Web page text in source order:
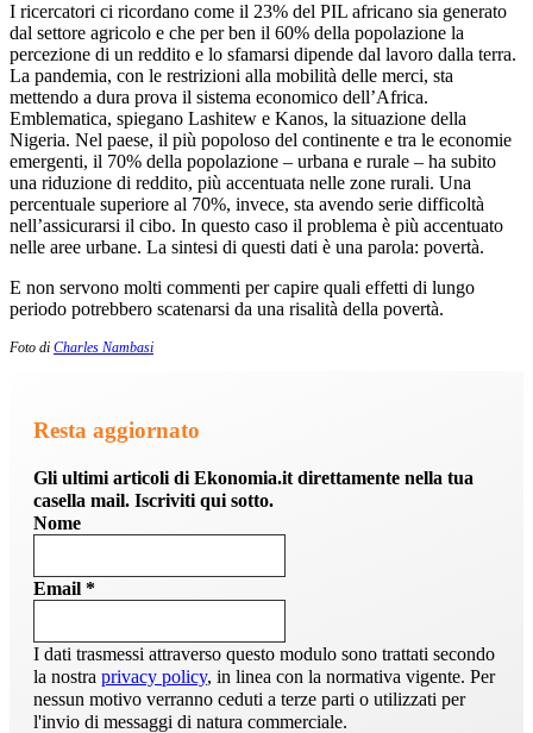
I ricercatori ci ricordano come il 23% del PIL africano sia generato
dal settore agricolo e che per ben il 60% della popolazione la
percezione di un reddito e lo sfamarsi dipende dal lavoro dalla terra.
La pandemia, con le restrizioni alla mobilità delle merci, sta
mettendo a dura prova il sistema economico dell’Africa.
Emblematica, spiegano Lashitew e Kanos, la situazione della
Nigeria. Nel paese, il più popoloso del continente e tra le economie
emergenti, il 70% della popolazione – urbana e rurale – ha subito
una riduzione di reddito, più accentuata nelle zone rurali. Una
percentuale superiore al 70%, invece, sta avendo serie difficoltà
nell’assicurarsi il cibo. In questo caso il problema è più accentuato
nelle aree urbane. La sintesi di questi dati è una parola: povertà.
E non servono molti commenti per capire quali effetti di lungo
periodo potrebbero scatenarsi da una risalità della povertà.
Foto di Charles Nambasi
Resta aggiornato
Gli ultimi articoli di Ekonomia.it direttamente nella tua
casella mail. Iscriviti qui sotto.
Nome
Email *
I dati trasmessi attraverso questo modulo sono trattati secondo
la nostra privacy policy, in linea con la normativa vigente. Per
nessun motivo verranno ceduti a terze parti o utilizzati per
l'invio di messaggi di natura commerciale.